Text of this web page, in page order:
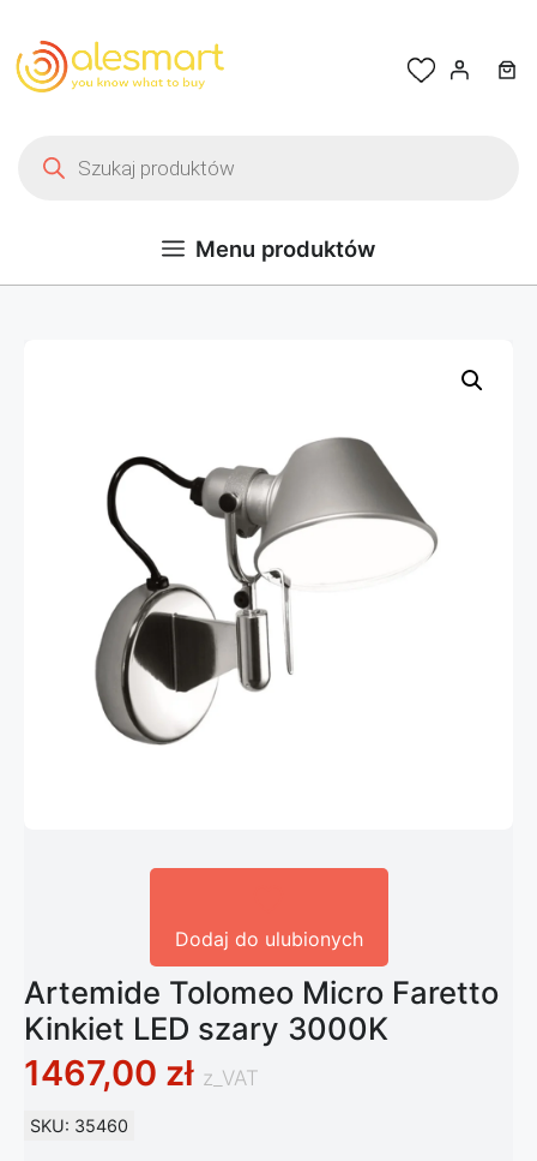
Menu produktów
Dodaj do ulubionych
Artemide Tolomeo Micro Faretto
Kinkiet LED szary 3000K
1467,00 zł z_VAT
SKU: 35460